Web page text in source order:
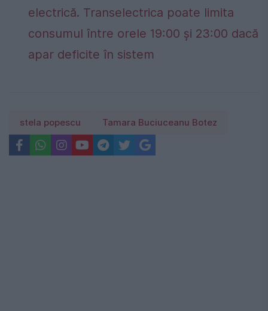
electrică. Transelectrica poate limita
consumul între orele 19:00 și 23:00 dacă
apar deficite în sistem
stela popescu Tamara Buciuceanu Botez